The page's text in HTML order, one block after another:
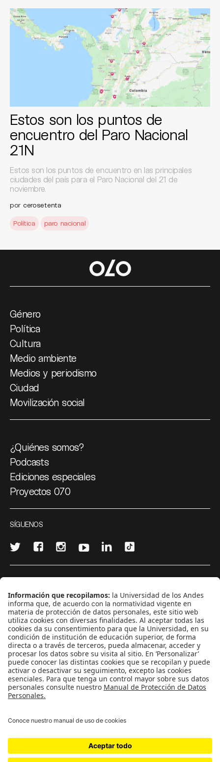
Estos son los puntos de
encuentro del Paro Nacional
21N
Estos son los puntos de encuentro en las principales
ciudades del país para el Paro Nacional del 21 de
noviembre.
por cerosetenta
Política paro nacional
Género
Política
Cultura
Medio ambiente
Medios y periodismo
Ciudad
Movilización social
¿Quiénes somos?
Podcasts
Ediciones especiales
Proyectos 070
SÍGUENOS
CONTÁCTANOS
cerosetenta@uniandes.edu.co
BOGOTÁ, COLOMBIA
NEWSLETTER